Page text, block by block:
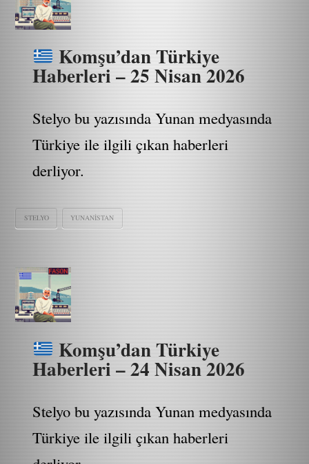
Komşu’dan Türkiye
Haberleri – 25 Nisan 2026
Stelyo bu yazısında Yunan medyasında
Türkiye ile ilgili çıkan haberleri
derliyor.
STELYO YUNANISTAN
Komşu’dan Türkiye
Haberleri – 24 Nisan 2026
Stelyo bu yazısında Yunan medyasında
Türkiye ile ilgili çıkan haberleri